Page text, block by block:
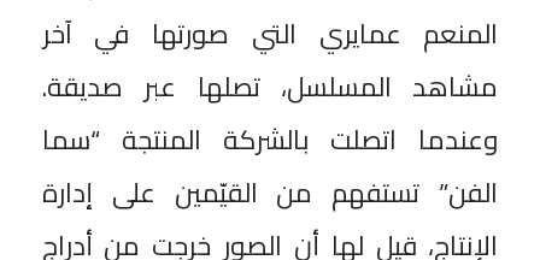
المنعم عمايري التي صورتها في آخر
مشاهد المسلسل، تصلها عبر صديقة.
وعندما اتصلت بالشركة المنتجة “سما
الفن” تستفهم من القيّمين على إدارة
الإنتاج، قيل لها أن الصور خرجت من أدراج